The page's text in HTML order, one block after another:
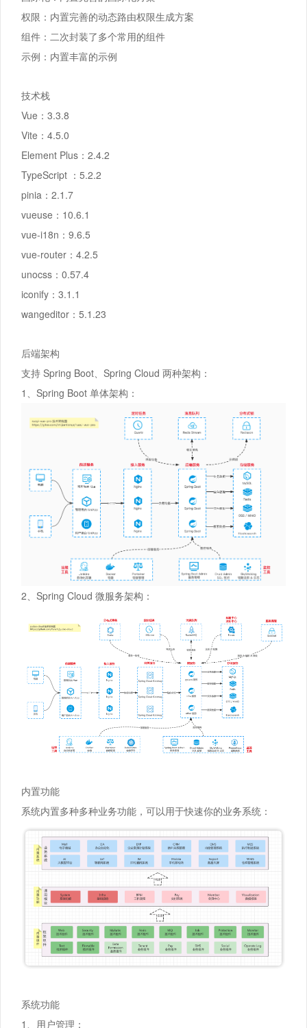
权限：内置完善的动态路由权限生成方案
组件：二次封装了多个常用的组件
示例：内置丰富的示例
技术栈
Vue：3.3.8
Vite：4.5.0
Element Plus：2.4.2
TypeScript ：5.2.2
pinia：2.1.7
vueuse：10.6.1
vue-i18n：9.6.5
vue-router：4.2.5
unocss：0.57.4
iconify：3.1.1
wangeditor：5.1.23
后端架构
支持 Spring Boot、Spring Cloud 两种架构：
1、Spring Boot 单体架构：
2、Spring Cloud 微服务架构：
内置功能
系统内置多种多种业务功能，可以用于快速你的业务系统：
系统功能
1、用户管理：